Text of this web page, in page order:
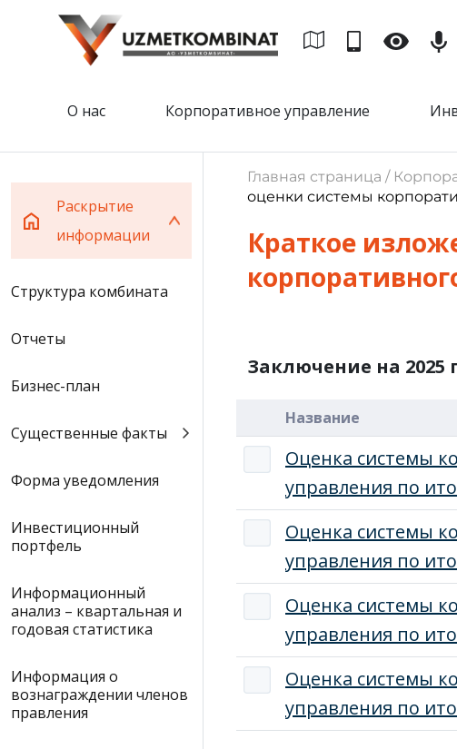
О нас Корпоративное управление
Раскрытие
информации
Cтруктура комбината
Отчеты
Бизнес-план
Существенные факты
Форма уведомления
Инвестиционный
портфель
Информационный
анализ – квартальная и
годовая статистика
Информация о
вознаграждении членов
правления
Главная страница /
оценки системы
Краткое
Заключение на 2025
Название
Оценка системы
управления по
Оценка системы
управления по
Оценка системы
управления по
Оценка системы
управления по